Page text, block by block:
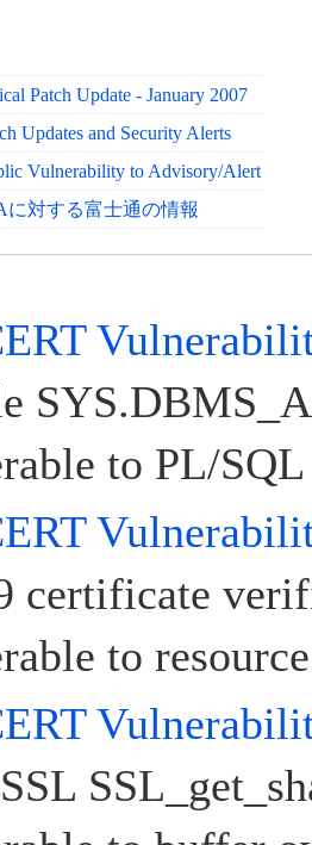
Patch Update - January 2007
Updates and Security Alerts
Vulnerability to Advisory/Alert
に対する富士通の情報
to PL/
certificate
to